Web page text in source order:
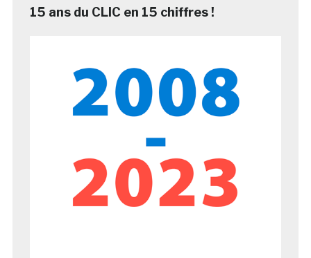
15 ans du CLIC en 15 chiffres !